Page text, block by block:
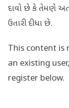
દાવો છે કે તેમણે
ઉતારી દીધા છે.
This content is
an existing
register below.